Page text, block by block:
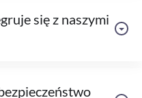
się z naszymi